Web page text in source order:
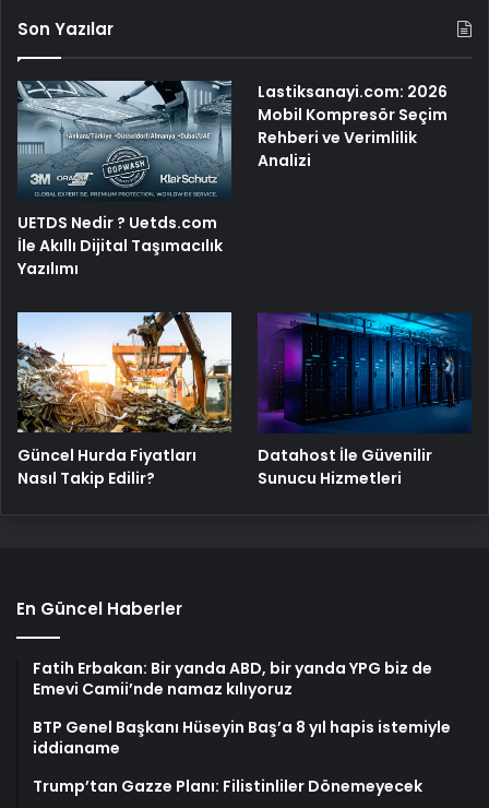
Son Yazılar
UETDS Nedir ? Uetds.com
İle Akıllı Dijital Taşımacılık
Yazılımı
Lastiksanayi.com: 2026
Mobil Kompresör Seçim
Rehberi ve Verimlilik
Analizi
Güncel Hurda Fiyatları
Nasıl Takip Edilir?
Datahost İle Güvenilir
Sunucu Hizmetleri
En Güncel Haberler
Fatih Erbakan: Bir yanda ABD, bir yanda YPG biz de
Emevi Camii’nde namaz kılıyoruz
BTP Genel Başkanı Hüseyin Baş’a 8 yıl hapis istemiyle
iddianame
Trump’tan Gazze Planı: Filistinliler Dönemeyecek